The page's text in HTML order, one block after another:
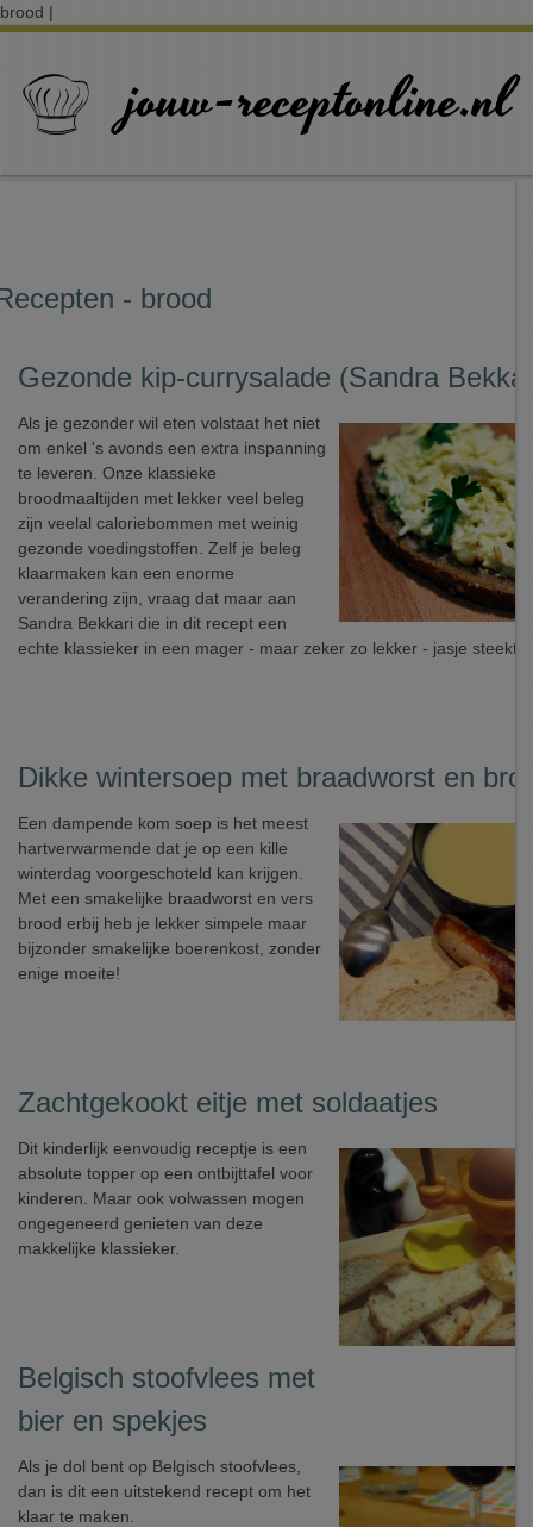
brood |
- brood
Gezonde kip-currysalade (Sandra
Als je gezonder wil eten volstaat het niet
om enkel 's avonds een extra inspanning
te leveren. Onze klassieke
broodmaaltijden met lekker veel beleg
zijn veelal caloriebommen met weinig
gezonde voedingstoffen. Zelf je beleg
klaarmaken kan een enorme
verandering zijn, vraag dat maar aan
Sandra Bekkari die in dit recept een
echte klassieker in een mager - maar zeker zo lekker - jasje steekt.
Dikke wintersoep met braadworst en
Een dampende kom soep is het meest
hartverwarmende dat je op een kille
winterdag voorgeschoteld kan krijgen.
Met een smakelijke braadworst en vers
brood erbij heb je lekker simpele maar
bijzonder smakelijke boerenkost, zonder
enige moeite!
Zachtgekookt eitje met soldaatjes
Dit kinderlijk eenvoudig receptje is een
absolute topper op een ontbijttafel voor
kinderen. Maar ook volwassen mogen
ongegeneerd genieten van deze
makkelijke klassieker.
Belgisch stoofvlees met
bier en spekjes
Als je dol bent op Belgisch stoofvlees,
dan is dit een uitstekend recept om het
klaar te maken.